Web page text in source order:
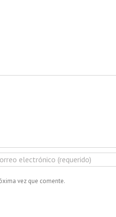
vez que comente.